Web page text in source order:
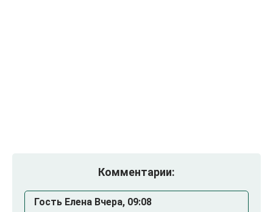
Комментарии:
Гость Елена Вчера, 09:08